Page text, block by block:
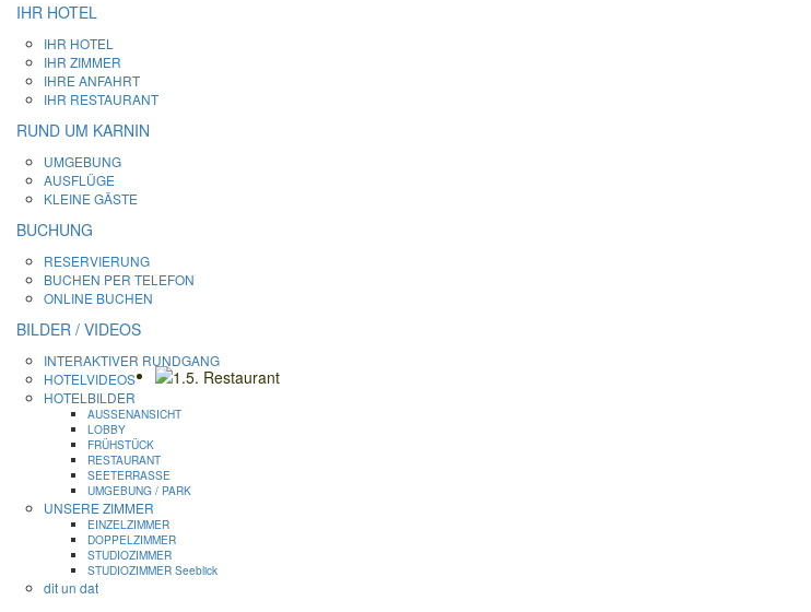
IHR HOTEL
IHR HOTEL
IHR ZIMMER
IHRE ANFAHRT
IHR RESTAURANT
RUND UM KARNIN
UMGEBUNG
AUSFLÜGE
KLEINE GÄSTE
BUCHUNG
RESERVIERUNG
BUCHEN PER TELEFON
ONLINE BUCHEN
BILDER / VIDEOS
INTERAKTIVER RUNDGANG
HOTELVIDEOS
HOTELBILDER
AUSSENANSICHT
LOBBY
FRÜHSTÜCK
RESTAURANT
SEETERRASSE
UMGEBUNG / PARK
UNSERE ZIMMER
EINZELZIMMER
DOPPELZIMMER
STUDIOZIMMER
STUDIOZIMMER Seeblick
dit un dat